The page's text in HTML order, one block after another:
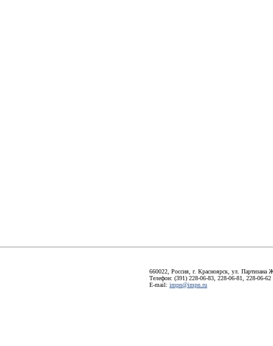
660022, Россия, г. Красноярск, ул. Партизана
Телефон: (391) 228-06-83, 228-06-81, 228-06-62
E-mail: impn@impn.ru